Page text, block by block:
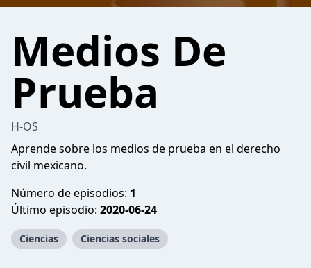
Medios De
Prueba
H-OS
Aprende sobre los medios de prueba en el derecho
civil mexicano.
Número de episodios: 1
Último episodio: 2020-06-24
Ciencias Ciencias sociales